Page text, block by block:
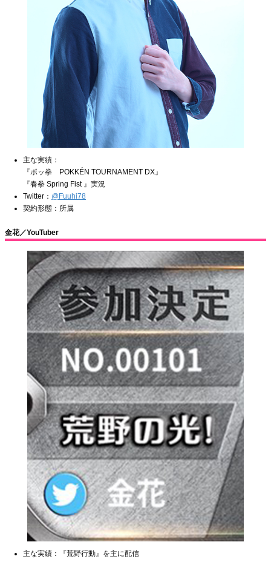
主な実績：
『ポッ拳 POKKÉN TOURNAMENT DX』
『春拳 Spring Fist 』実況
Twitter： @Fuuhi78
契約形態：所属
金花／YouTuber
主な実績：『荒野行動』を主に配信